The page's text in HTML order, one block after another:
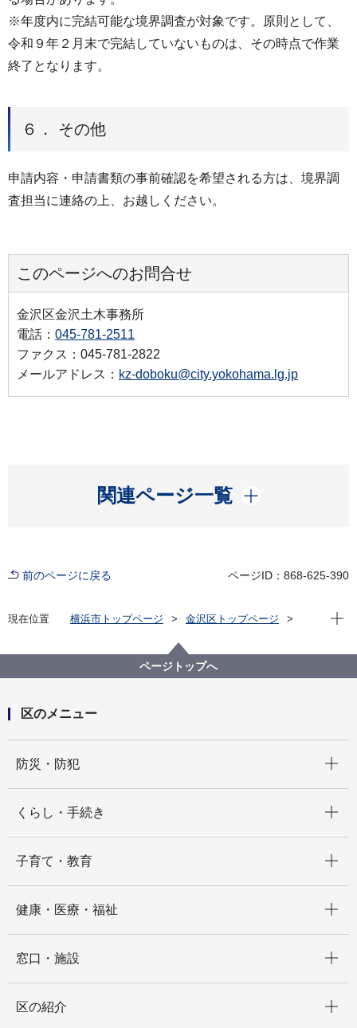
※年度内に完結可能な境界調査が対象です。原則として、
令和９年２月末で完結していないものは、その時点で作業
終了となります。
６． その他
申請内容・申請書類の事前確認を希望される方は、境界調
査担当に連絡の上、お越しください。
このページへのお問合せ
金沢区金沢土木事務所
電話： 045-781-2511
ファクス：045-781-2822
メールアドレス： kz-doboku@city.yokohama.lg.jp
関連ページ一覧
開く
前のページに戻る ページID：868-625-390
現在位置 横浜市トップページ
金沢区トップページ
令和８年度 道水路等境界調査（委託方式）申請の受
付・抽選について（金沢土木事務所）
現在
ページトップへ
区のメニュー
防災・防犯
くらし・手続き
子育て・教育
健康・医療・福祉
窓口・施設
区の紹介